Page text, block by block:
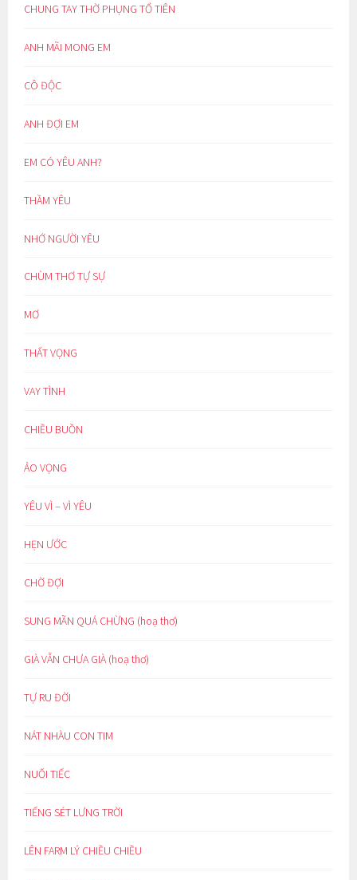
CHUNG TAY THỜ PHỤNG TỔ TIÊN
ANH MÃI MONG EM
CÔ ĐỘC
ANH ĐỢI EM
EM CÓ YÊU ANH?
THẦM YÊU
NHỚ NGƯỜI YÊU
CHÙM THƠ TỰ SỰ
MƠ
THẤT VỌNG
VAY TÌNH
CHIỀU BUỒN
ẢO VỌNG
YÊU VÌ – VÌ YÊU
HẸN ƯỚC
CHỜ ĐỢI
SUNG MÃN QUÁ CHỪNG (hoạ thơ)
GIÀ VẪN CHƯA GIÀ (hoạ thơ)
TỰ RU ĐỜI
NÁT NHÀU CON TIM
NUỐI TIẾC
TIẾNG SÉT LƯNG TRỜI
LÊN FARM LÝ CHIỀU CHIỀU